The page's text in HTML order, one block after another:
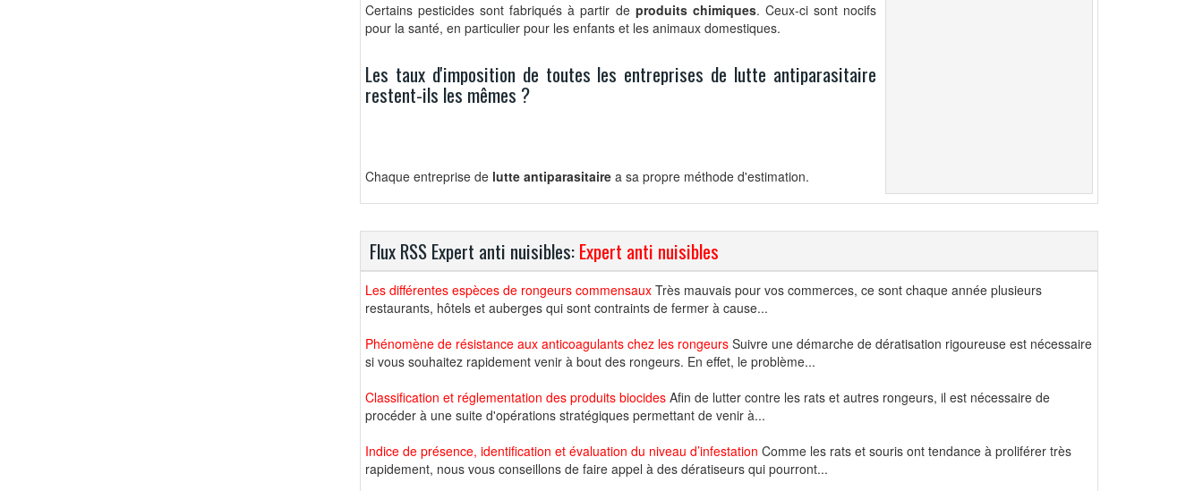
Certains pesticides sont fabriqués à partir de produits chimiques. Ceux-ci sont nocifs
pour la santé, en particulier pour les enfants et les animaux domestiques.
Les taux d'imposition de toutes les entreprises de lutte antiparasitaire
restent-ils les mêmes ?
Chaque entreprise de lutte antiparasitaire a sa propre méthode d'estimation.
Flux RSS Expert anti nuisibles:Expert anti nuisibles
Les différentes espèces de rongeurs commensaux Très mauvais pour vos commerces, ce sont chaque année plusieurs
restaurants, hôtels et auberges qui sont contraints de fermer à cause...
Phénomène de résistance aux anticoagulants chez les rongeurs Suivre une démarche de dératisation rigoureuse est nécessaire
si vous souhaitez rapidement venir à bout des rongeurs. En effet, le problème...
Classification et réglementation des produits biocides Afin de lutter contre les rats et autres rongeurs, il est nécessaire de
procéder à une suite d'opérations stratégiques permettant de venir à...
Indice de présence, identification et évaluation du niveau d’infestation Comme les rats et souris ont tendance à proliférer très
rapidement, nous vous conseillons de faire appel à des dératiseurs qui pourront...